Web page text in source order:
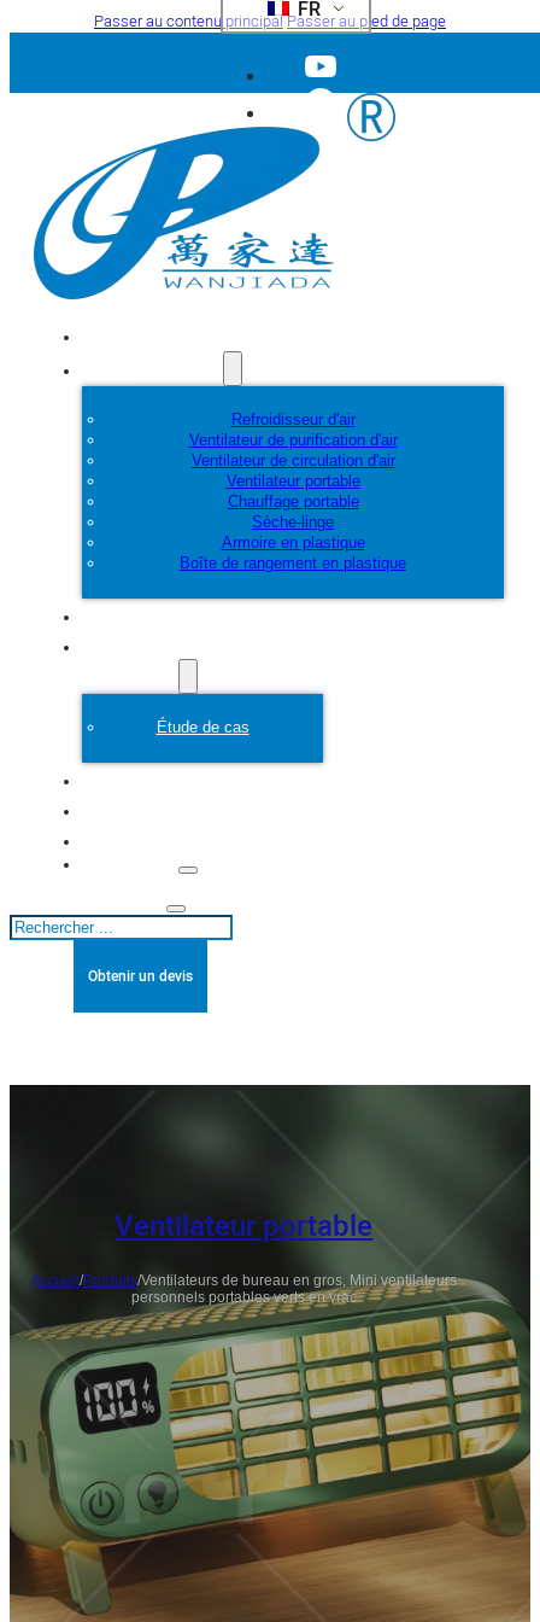
Passer au contenu principalPasser au pied de page
FR
Refroidisseur d'air
Ventilateur de purification d'air
Ventilateur de circulation d'air
Ventilateur portable
Chauffage portable
Sèche-linge
Armoire en plastique
Boîte de rangement en plastique
Étude de cas
Rechercher
Obtenir un devis
Ventilateur portable
Accueil /Produits/Ventilateurs de bureau en gros, Mini ventilateurs
personnels portables verts en vrac